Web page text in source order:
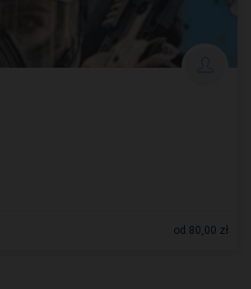
od 80,00 zł